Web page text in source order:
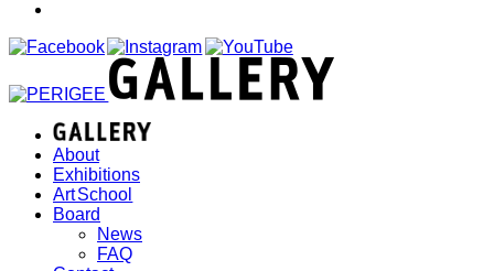
About
Exhibitions
Art School
Board
News
FAQ